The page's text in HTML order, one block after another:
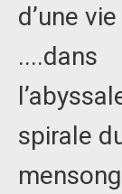
d’une vie
....dans
spirale